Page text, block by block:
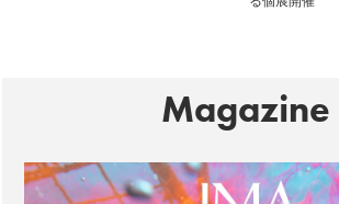
Magazine